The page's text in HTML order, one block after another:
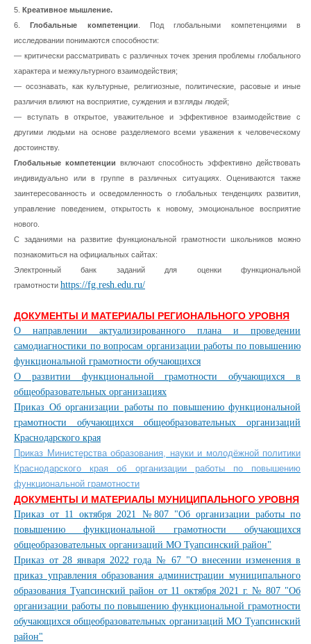
5. Креативное мышление.
6.Глобальные компетенции . Под глобальными компетенциями в
исследовании понимаются способности:
— критически рассматривать с различных точек зрения проблемы глобального
характера и межкультурного взаимодействия;
— осознавать, как культурные, религиозные, политические, расовые и иные
различия влияют на восприятие, суждения и взгляды людей;
— вступать в открытое, уважительное и эффективное взаимодействие с
другими людьми на основе разделяемого всеми уважения к человеческому
достоинству.
Глобальные компетенции включают способность эффективно действовать
индивидуально или в группе в различных ситуациях. Оцениваются также
заинтересованность и осведомленность о глобальных тенденциях развития,
управление поведением, открытость к новому, эмоциональное восприятие
нового.
С заданиями на развитие функциональной грамотности школьников можно
познакомиться на официальных сайтах:
Электронный банк заданий для оценки функциональной
грамотности https://fg.resh.edu.ru/
ДОКУМЕНТЫ И МАТЕРИАЛЫ РЕГИОНАЛЬНОГО УРОВНЯ
О направлении актуализированного плана и проведении
самодиагностики по вопросам организации работы по повышению
функциональной грамотности обучающихся
О развитии функциональной грамотности обучающихся в
общеобразовательных организациях
Приказ Об организации работы по повышению функциональной
грамотности обучающихся общеобразовательных организаций
Краснодарского края
Приказ Министерства образования, науки и молодёжной политики
Краснодарского края об организации работы по повышению
функциональной грамотности
ДОКУМЕНТЫ И МАТЕРИАЛЫ МУНИЦИПАЛЬНОГО УРОВНЯ
Приказ от 11 октября 2021 №807 "Об организации работы по
повышению функциональной грамотности обучающихся
общеобразовательных организаций МО Туапсинский район"
Приказ от 28 января 2022 года № 67 "О внесении изменения в
приказ управления образования администрации муниципального
образования Туапсинский район от 11 октября 2021 г. № 807 "Об
организации работы по повышению функциональной грамотности
обучающихся общеобразовательных организаций МО Туапсинский
район"